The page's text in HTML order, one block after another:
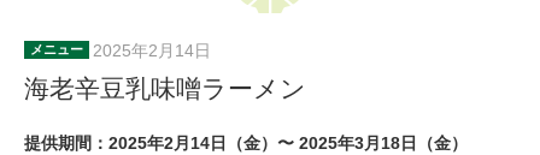
メニュー 2025年2月14日
海老辛豆乳味噌ラーメン
提供期間：2025年2月14日（金）〜 2025年3月18日（金）